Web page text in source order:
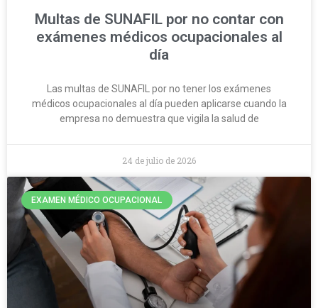
Multas de SUNAFIL por no contar con
exámenes médicos ocupacionales al
día
Las multas de SUNAFIL por no tener los exámenes
médicos ocupacionales al día pueden aplicarse cuando la
empresa no demuestra que vigila la salud de
24 de julio de 2026
EXAMEN MÉDICO OCUPACIONAL